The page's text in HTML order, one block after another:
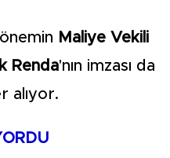
Maliye Vekili
Renda'nın imzası da
alıyor.